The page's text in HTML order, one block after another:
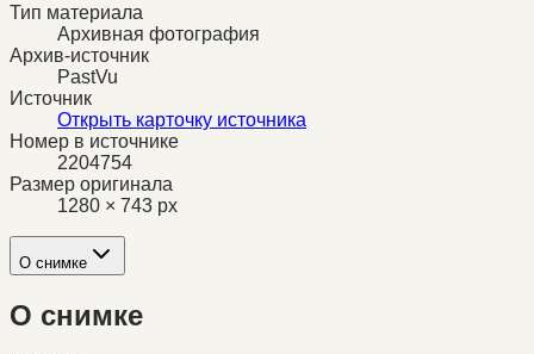
Тип материала
Архивная фотография
Архив-источник
PastVu
Источник
Открыть карточку источника
Номер в источнике
2204754
Размер оригинала
1280 × 743 px
О снимке
О снимке